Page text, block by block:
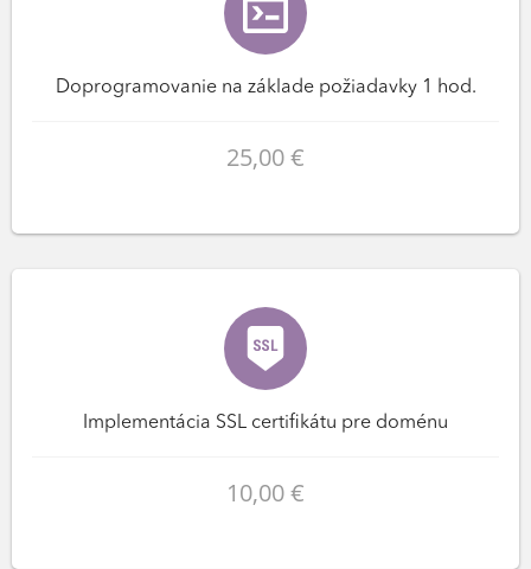
Doprogramovanie na základe požiadavky 1 hod.
25,00 €
Implementácia SSL certifikátu pre doménu
10,00 €